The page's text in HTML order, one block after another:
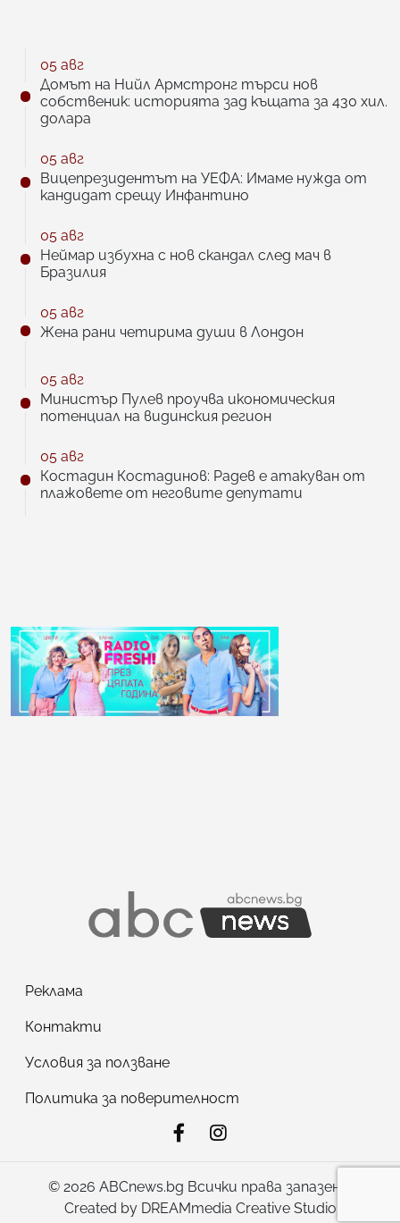
05 авг
Домът на Нийл Армстронг търси нов
собственик: историята зад къщата за 430 хил.
долара
05 авг
Вицепрезидентът на УЕФА: Имаме нужда от
кандидат срещу Инфантино
05 авг
Неймар избухна с нов скандал след мач в
Бразилия
05 авг
Жена рани четирима души в Лондон
05 авг
Министър Пулев проучва икономическия
потенциал на видинския регион
05 авг
Костадин Костадинов: Радев е атакуван от
плажoвете от неговите депутати
Реклама
Контакти
Условия за ползване
Политика за поверителност
© 2026 ABCnews.bg Всички права запазени!
Created by DREAMmedia Creative Studio